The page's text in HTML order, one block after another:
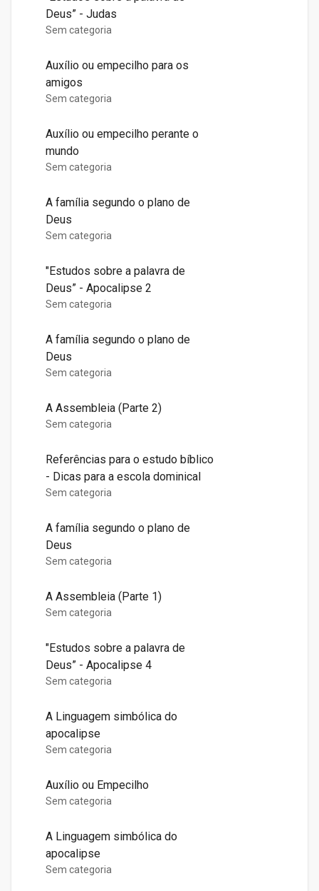
Deus” - Judas
Sem categoria
Auxílio ou empecilho para os
amigos
Sem categoria
Auxílio ou empecilho perante o
mundo
Sem categoria
A família segundo o plano de
Deus
Sem categoria
"Estudos sobre a palavra de
Deus” - Apocalipse 2
Sem categoria
A família segundo o plano de
Deus
Sem categoria
A Assembleia (Parte 2)
Sem categoria
Referências para o estudo bíblico
- Dicas para a escola dominical
Sem categoria
A família segundo o plano de
Deus
Sem categoria
A Assembleia (Parte 1)
Sem categoria
"Estudos sobre a palavra de
Deus” - Apocalipse 4
Sem categoria
A Linguagem simbólica do
apocalipse
Sem categoria
Auxílio ou Empecilho
Sem categoria
A Linguagem simbólica do
apocalipse
Sem categoria